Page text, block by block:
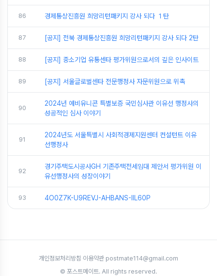
86 경제통상진흥원 희망리턴패키지 강사 되다 １탄
87 [공지] 전북 경제통상진흥원 희망리턴패키지 강사 되다 2탄
88 [공지] 중소기업 유통센타 평가위원으로서의 깊은 인사이트
89 [공지] 서울글로벌센타 전문행정사 자문위원으로 위촉
90
2024년 예비유니콘 특별보증 국민심사관 이유선 행정사의
성공적인 심사 이야기
91
2024년도 서울특별시 사회적경제지원센터 컨설턴트 이유
선행정사
92
경기주택도시공사GH 기존주택전세임대 제안서 평가위원 이
유선행정사의 성장이야기
93 4O0Z7K-U9REVJ-AHBANS-IIL60P
개인정보처리방침 ·이용약관·postmate114@gmail.com
© 포스트메이트. All rights reserved.